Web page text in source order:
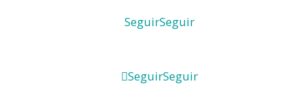
SeguirSeguir
SeguirSeguir